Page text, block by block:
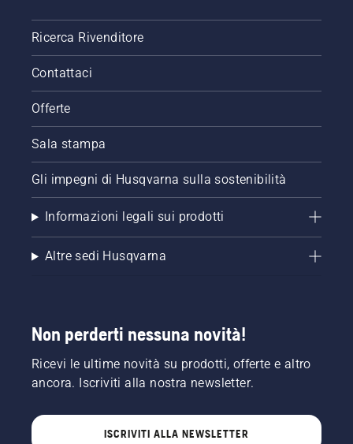
Ricerca Rivenditore
Contattaci
Offerte
Sala stampa
Gli impegni di Husqvarna sulla sostenibilità
Informazioni legali sui prodotti
Altre sedi Husqvarna
Non perderti nessuna novità!
Ricevi le ultime novità su prodotti, offerte e altro
ancora. Iscriviti alla nostra newsletter.
ISCRIVITI ALLA NEWSLETTER